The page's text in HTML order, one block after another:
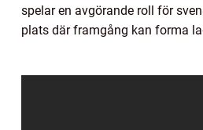
spelar en avgörande roll för
plats där framgång kan forma